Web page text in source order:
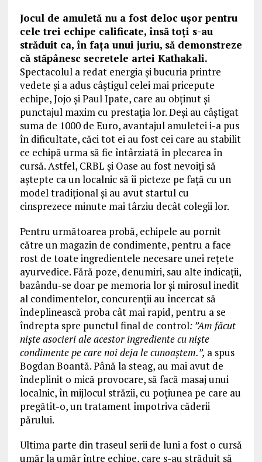
Jocul de amuletă nu a fost deloc ușor pentru
cele trei echipe calificate, însă toți s-au
străduit ca, în fața unui juriu, să demonstreze
că stăpânesc secretele artei Kathakali.
Spectacolul a redat energia și bucuria printre
vedete și a adus câștigul celei mai pricepute
echipe, Jojo și Paul Ipate, care au obținut și
punctajul maxim cu prestația lor. Deși au câștigat
suma de 1000 de Euro, avantajul amuletei i-a pus
în dificultate, căci tot ei au fost cei care au stabilit
ce echipă urma să fie întârziată în plecarea în
cursă. Astfel, CRBL și Oase au fost nevoiți să
aștepte ca un localnic să îi picteze pe față cu un
model tradițional și au avut startul cu
cinsprezece minute mai târziu decât colegii lor.
Pentru următoarea probă, echipele au pornit
către un magazin de condimente, pentru a face
rost de toate ingredientele necesare unei rețete
ayurvedice. Fără poze, denumiri, sau alte indicații,
bazându-se doar pe memoria lor și mirosul inedit
al condimentelor, concurenții au încercat să
îndeplinească proba cât mai rapid, pentru a se
îndrepta spre punctul final de control: ”Am făcut
niște asocieri ale acestor ingrediente cu niște
condimente pe care noi deja le cunoaștem.”, a spus
Bogdan Boantă. Până la steag, au mai avut de
îndeplinit o mică provocare, să facă masaj unui
localnic, în mijlocul străzii, cu poțiunea pe care au
pregătit-o, un tratament împotriva căderii
părului.
Ultima parte din traseul serii de luni a fost o cursă
umăr la umăr între echipe, care s-au străduit să